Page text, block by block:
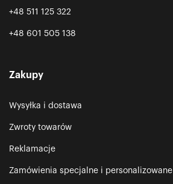
+48 511 125 322
+48 601 505 138
Zakupy
Wysyłka i dostawa
Zwroty towarów
Reklamacje
Zamówienia specjalne i personalizowane